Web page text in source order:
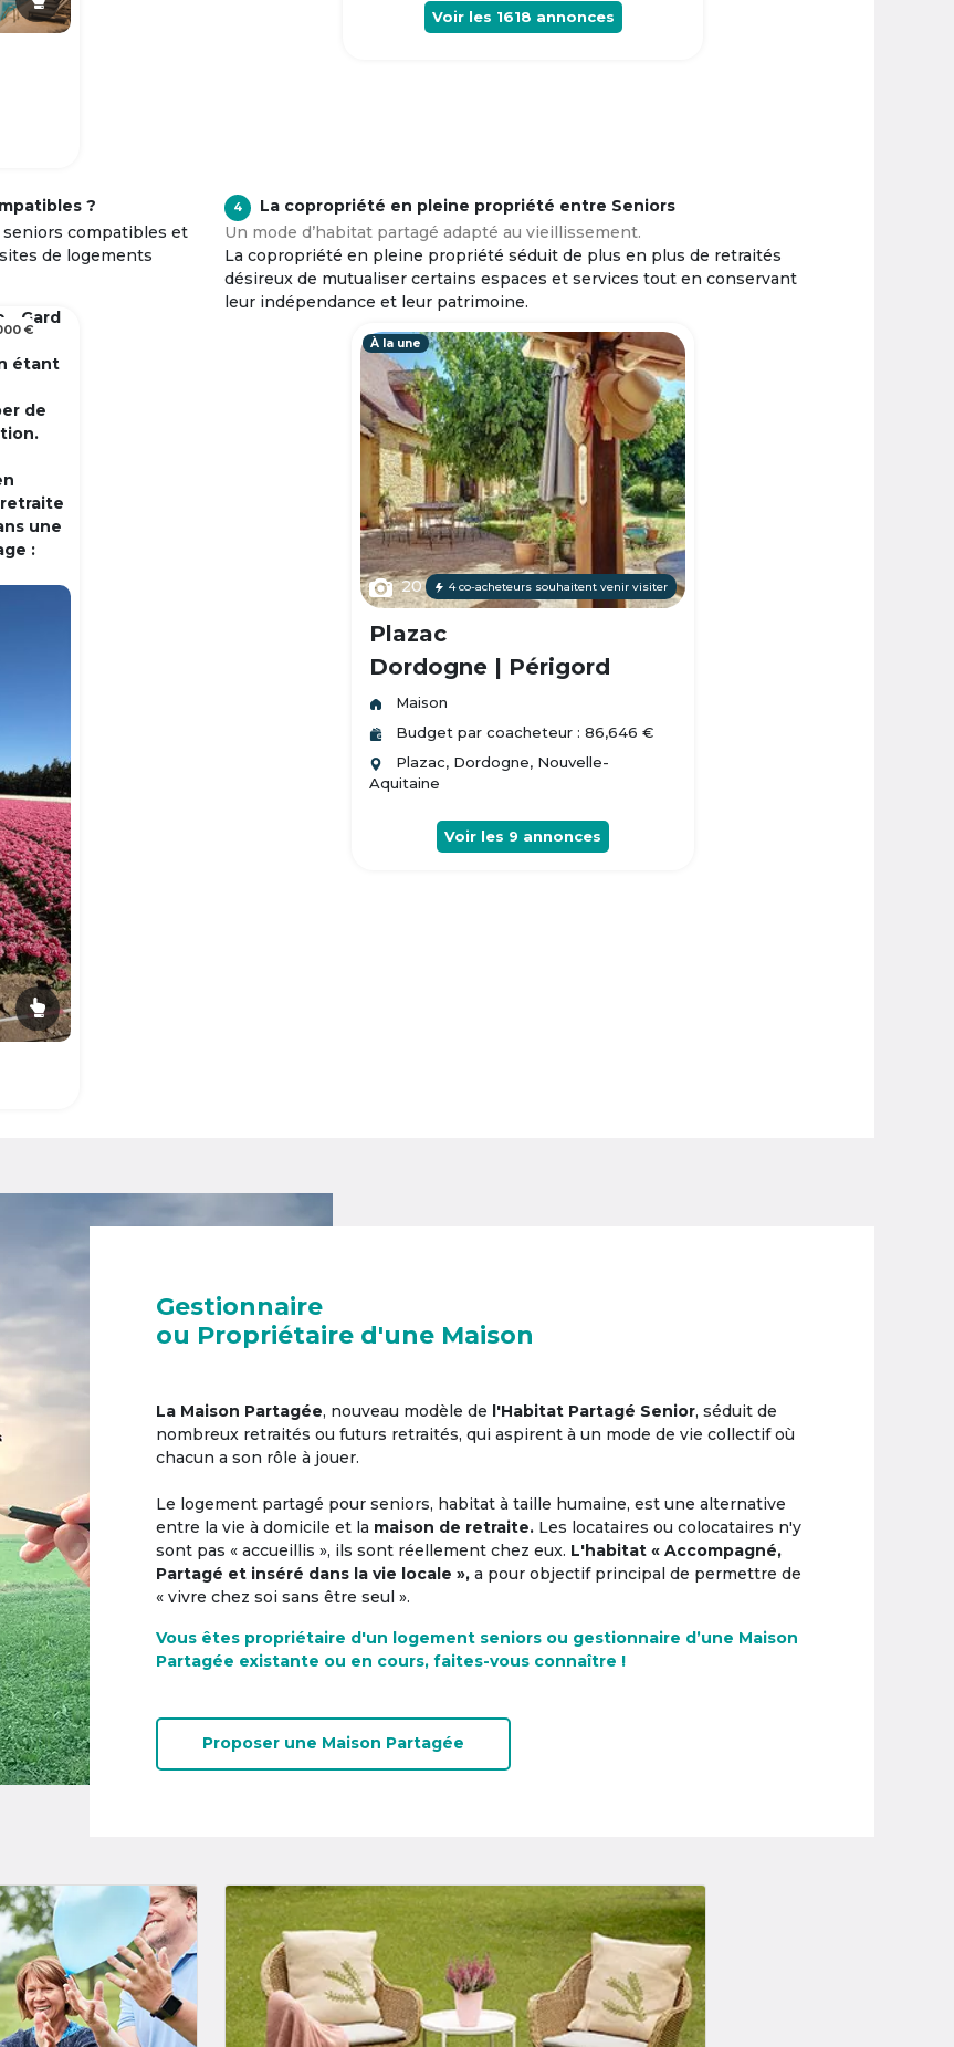
Voir les 1618 annonces
?
compatibles et
de logements
- Gard
étant
de
une
:
€
4
La copropriété en pleine propriété entre Seniors
Un mode d’habitat partagé adapté au vieillissement.
La copropriété en pleine propriété séduit de plus en plus de retraités
désireux de mutualiser certains espaces et services tout en conservant
leur indépendance et leur patrimoine.
À la une
20 4 co-acheteurs souhaitent venir visiter
Plazac
Dordogne | Périgord
Maison
Budget par coacheteur : 86,646 €
Plazac, Dordogne, Nouvelle-
Aquitaine
Voir les 9 annonces
Gestionnaire
ou Propriétaire d'une Maison
La Maison Partagée, nouveau modèle de l'Habitat Partagé Senior, séduit de
nombreux retraités ou futurs retraités, qui aspirent à un mode de vie collectif où
chacun a son rôle à jouer.
Le logement partagé pour seniors, habitat à taille humaine, est une alternative
entre la vie à domicile et la maison de retraite. Les locataires ou colocataires n'y
sont pas « accueillis », ils sont réellement chez eux. L'habitat « Accompagné,
Partagé et inséré dans la vie locale », a pour objectif principal de permettre de
« vivre chez soi sans être seul ».
Vous êtes propriétaire d'un logement seniors ou gestionnaire d’une Maison
Partagée existante ou en cours, faites-vous connaître !
Proposer une Maison Partagée